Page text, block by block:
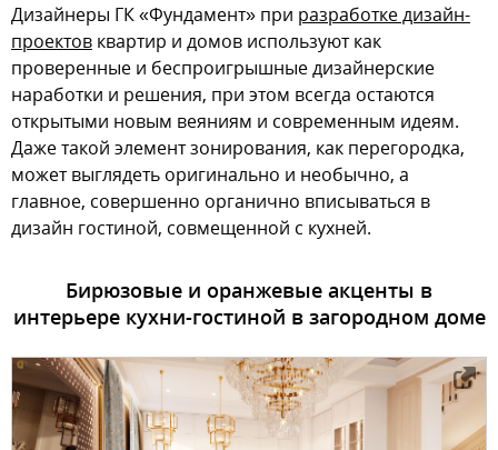
Дизайнеры ГК «Фундамент» при разработке дизайн-
проектов квартир и домов используют как
проверенные и беспроигрышные дизайнерские
наработки и решения, при этом всегда остаются
открытыми новым веяниям и современным идеям.
Даже такой элемент зонирования, как перегородка,
может выглядеть оригинально и необычно, а
главное, совершенно органично вписываться в
дизайн гостиной, совмещенной с кухней.
Бирюзовые и оранжевые акценты в
интерьере кухни-гостиной в загородном доме